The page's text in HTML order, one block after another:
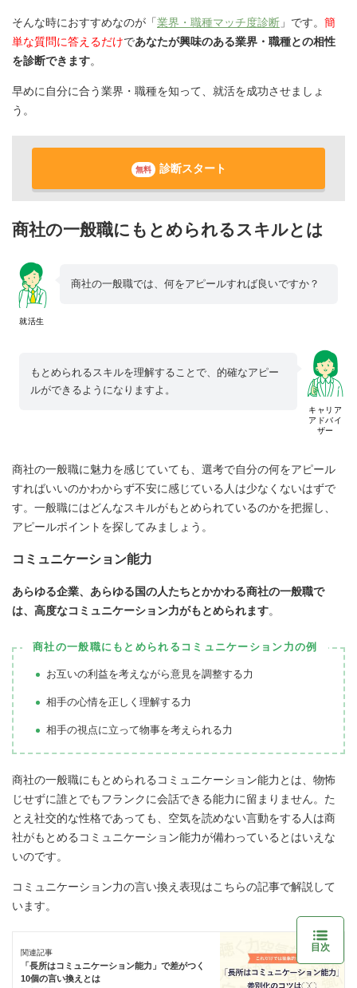
そんな時におすすめなのが「業界・職種マッチ度診断 」です。 簡
単な質問に答えるだけであなたが興味のある業界・職種との相性
を診断できます。
早めに自分に合う業界・職種を知って、就活を成功させましょ
う。
無料 診断スタート
商社の一般職にもとめられるスキルとは
就活生
商社の一般職では、何をアピールすれば良いですか？
キャリア
アドバイ
ザー
もとめられるスキルを理解することで、的確なアピー
ルができるようになりますよ。
商社の一般職に魅力を感じていても、選考で自分の何をアピール
すればいいのかわからず不安に感じている人は少なくないはずで
す。一般職にはどんなスキルがもとめられているのかを把握し、
アピールポイントを探してみましょう。
コミュニケーション能力
あらゆる企業、あらゆる国の人たちとかかわる商社の一般職で
は、高度なコミュニケーション力がもとめられます。
商社の一般職にもとめられるコミュニケーション力の例
お互いの利益を考えながら意見を調整する力
相手の心情を正しく理解する力
相手の視点に立って物事を考えられる力
商社の一般職にもとめられるコミュニケーション能力とは、物怖
じせずに誰とでもフランクに会話できる能力に留まりません。た
とえ社交的な性格であっても、空気を読めない言動をする人は商
社がもとめるコミュニケーション能力が備わっているとはいえな
いのです。
コミュニケーション力の言い換え表現はこちらの記事で解説して
います。
関連記事
「長所はコミュニケーション能力」で差がつく
10個の言い換えとは
目次